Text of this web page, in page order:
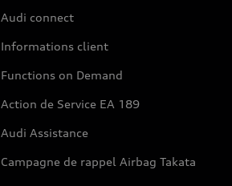
Audi connect
Informations client
Functions on Demand
Action de Service EA 189
Audi Assistance
Campagne de rappel Airbag Takata